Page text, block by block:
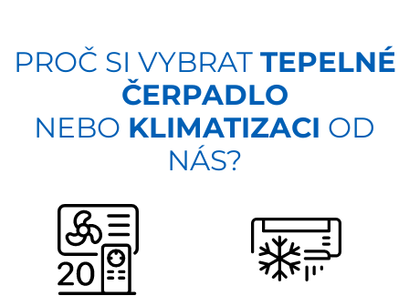
PROČ SI VYBRAT TEPELNÉ
ČERPADLO
NEBO KLIMATIZACI OD
NÁS?